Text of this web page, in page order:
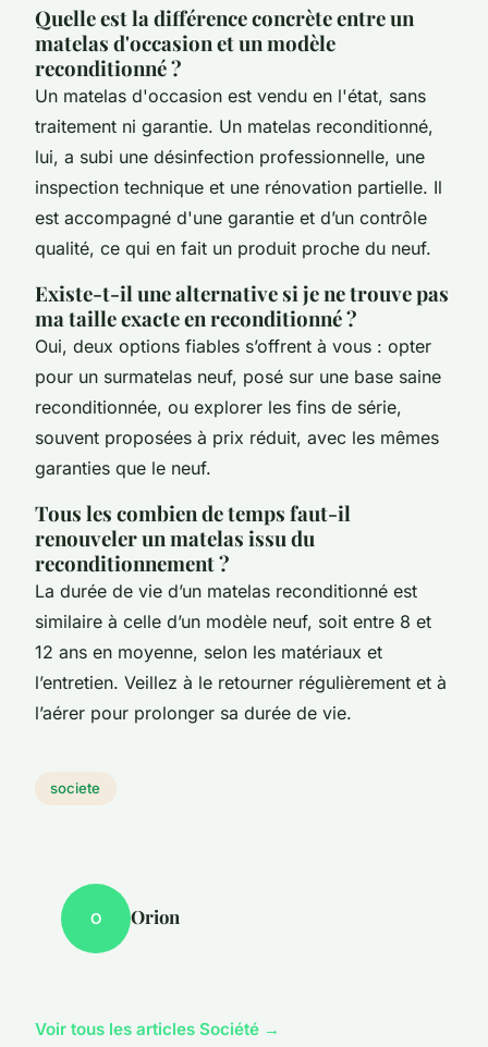
Quelle est la différence concrète entre un
matelas d'occasion et un modèle
reconditionné ?
Un matelas d'occasion est vendu en l'état, sans
traitement ni garantie. Un matelas reconditionné,
lui, a subi une désinfection professionnelle, une
inspection technique et une rénovation partielle. Il
est accompagné d'une garantie et d’un contrôle
qualité, ce qui en fait un produit proche du neuf.
Existe-t-il une alternative si je ne trouve pas
ma taille exacte en reconditionné ?
Oui, deux options fiables s’offrent à vous : opter
pour un surmatelas neuf, posé sur une base saine
reconditionnée, ou explorer les fins de série,
souvent proposées à prix réduit, avec les mêmes
garanties que le neuf.
Tous les combien de temps faut-il
renouveler un matelas issu du
reconditionnement ?
La durée de vie d’un matelas reconditionné est
similaire à celle d’un modèle neuf, soit entre 8 et
12 ans en moyenne, selon les matériaux et
l’entretien. Veillez à le retourner régulièrement et à
l’aérer pour prolonger sa durée de vie.
societe
O Orion
Voir tous les articles Société →